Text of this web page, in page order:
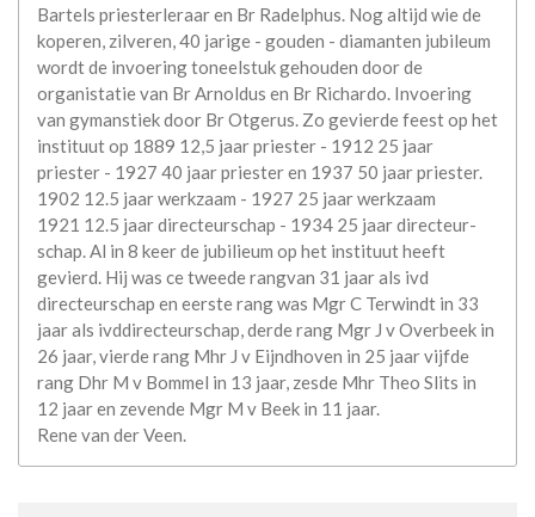
Bartels priesterleraar en Br Radelphus. Nog altijd wie de
koperen, zilveren, 40 jarige - gouden - diamanten jubileum
wordt de invoering toneelstuk gehouden door de
organistatie van Br Arnoldus en Br Richardo. Invoering
van gymanstiek door Br Otgerus. Zo gevierde feest op het
instituut op 1889 12,5 jaar priester - 1912 25 jaar
priester - 1927 40 jaar priester en 1937 50 jaar priester.
1902 12.5 jaar werkzaam - 1927 25 jaar werkzaam
1921 12.5 jaar directeurschap - 1934 25 jaar directeur-
schap. Al in 8 keer de jubilieum op het instituut heeft
gevierd. Hij was ce tweede rangvan 31 jaar als ivd
directeurschap en eerste rang was Mgr C Terwindt in 33
jaar als ivddirecteurschap, derde rang Mgr J v Overbeek in
26 jaar, vierde rang Mhr J v Eijndhoven in 25 jaar vijfde
rang Dhr M v Bommel in 13 jaar, zesde Mhr Theo Slits in
12 jaar en zevende Mgr M v Beek in 11 jaar.
Rene van der Veen.